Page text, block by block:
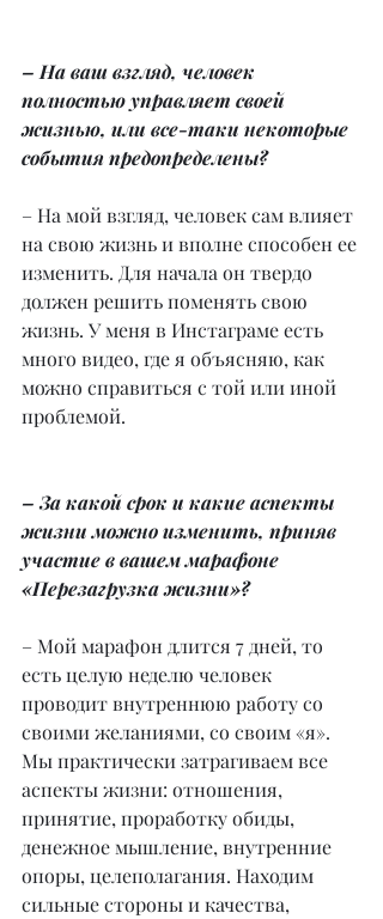
– На ваш взгляд, человек
полностью управляет своей
жизнью, или все-таки некоторые
события предопределены?
– На мой взгляд, человек сам влияет
на свою жизнь и вполне способен ее
изменить. Для начала он твердо
должен решить поменять свою
жизнь. У меня в Инстаграме есть
много видео, где я объясняю, как
можно справиться с той или иной
проблемой.
– За какой срок и какие аспекты
жизни можно изменить, приняв
участие в вашем марафоне
«Перезагрузка жизни»?
– Мой марафон длится 7 дней, то
есть целую неделю человек
проводит внутреннюю работу со
своими желаниями, со своим «я».
Мы практически затрагиваем все
аспекты жизни: отношения,
принятие, проработку обиды,
денежное мышление, внутренние
опоры, целеполагания. Находим
сильные стороны и качества,